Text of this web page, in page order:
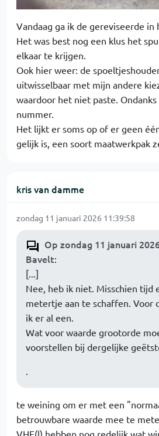
Vandaag ga ik de gereviseerde
Het was best nog een klus het
elkaar te krijgen.
Ook hier weer: de
uitwisselbaar met mijn andere
waardoor het niet paste.
nummer.
Het lijkt er soms op of er geen
gelijk is, een soort maatwerkpak
kris van damme
zondag 11 januari 2026 11:39:58
Op zondag 11 januari
Bavelt:
[...]
Nee, heb ik niet. Misschien tijd
metertje aan te schaffen. Voor
ik er al een.
Wat voor waarde grootorde
voorstellen bij dergelijke
.
te weining om er met een
betrouwbare waarde mee te